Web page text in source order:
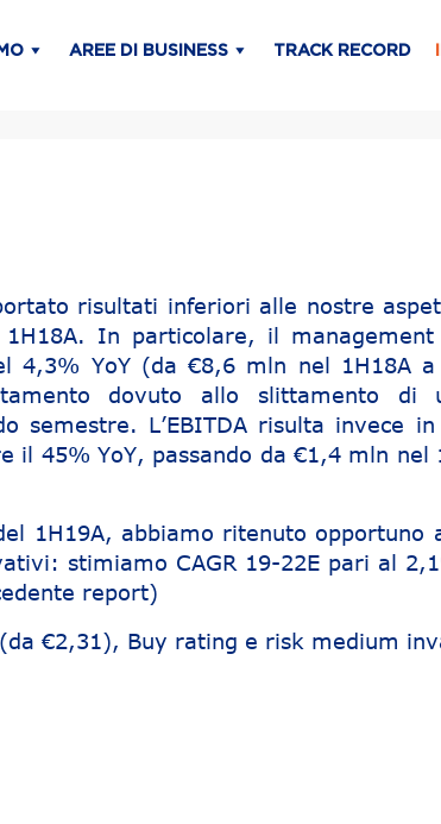
AREE DI BUSINESS TRACK RECORD
risultati inferiori alle nostre
In particolare, il management
4,3% YoY (da €8,6 mln nel 1H18A
dovuto allo slittamento di
semestre. L’EBITDA risulta invece
il 45% YoY, passando da €1,4 mln nel
1H19A, abbiamo ritenuto opportuno
stimiamo CAGR 19-22E pari al
report)
€2,31), Buy rating e risk medium